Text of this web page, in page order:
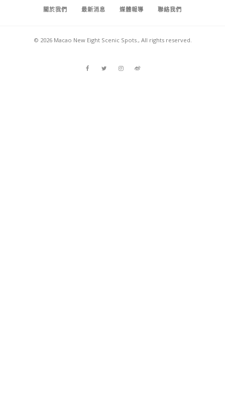
關於我們 最新消息 媒體報導 聯絡我們
© 2026 Macao New Eight Scenic Spots., All rights reserved.